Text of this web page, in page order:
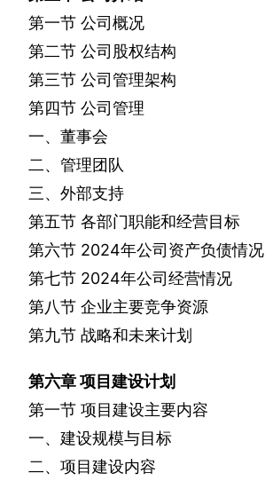
第一节 公司概况
第二节 公司股权结构
第三节 公司管理架构
第四节 公司管理
一、董事会
二、管理团队
三、外部支持
第五节 各部门职能和经营目标
第六节 2024年公司资产负债情况
第七节 2024年公司经营情况
第八节 企业主要竞争资源
第九节 战略和未来计划
第六章项目建设计划
第一节 项目建设主要内容
一、建设规模与目标
二、项目建设内容